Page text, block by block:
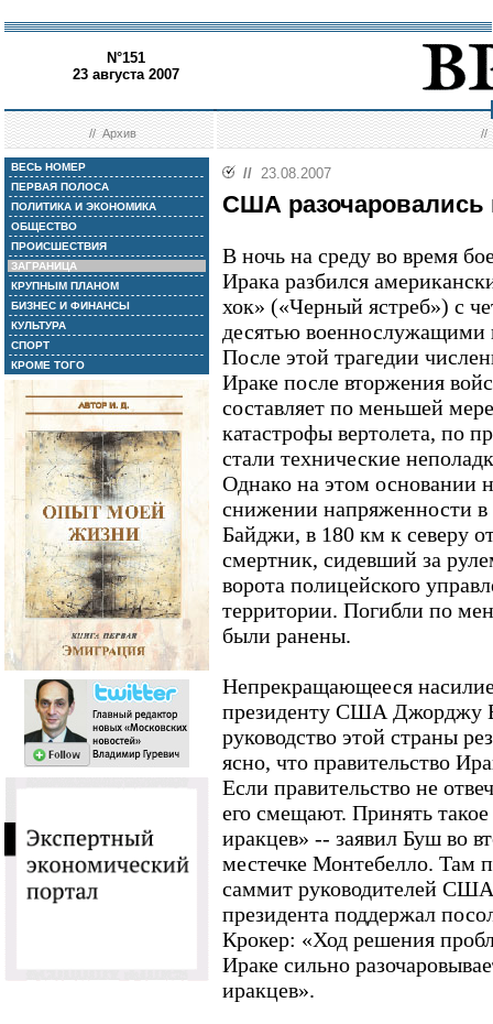
N°151
23 августа 2007
//Архив //
ВЕСЬ НОМЕР
ПЕРВАЯ ПОЛОСА
ПОЛИТИКА И ЭКОНОМИКА
ОБЩЕСТВО
ПРОИСШЕСТВИЯ
ЗАГРАНИЦА
КРУПНЫМ ПЛАНОМ
БИЗНЕС И ФИНАНСЫ
КУЛЬТУРА
СПОРТ
КРОМЕ ТОГО
// 23.08.2007
США разочаровались
В ночь на среду во время
Ирака разбился
хок» («Черный ястреб») с
десятью военнослужащими
После этой трагедии
Ираке после вторжения
составляет по меньшей
катастрофы вертолета, по
стали технические
Однако на этом основании
снижении напряженности в
Байджи, в 180 км к северу
смертник, сидевший за
ворота полицейского
территории. Погибли по
были ранены.
Непрекращающееся
президенту США Джорджу
руководство этой страны
ясно, что правительство
Если правительство не
его смещают. Принять
иракцев» -- заявил Буш во
местечке Монтебелло. Там
саммит руководителей
президента поддержал
Крокер: «Ход решения
Ираке сильно
иракцев».